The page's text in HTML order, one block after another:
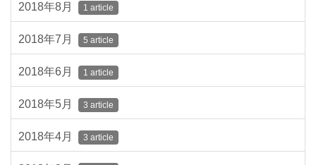
2018年8月 1 article
2018年7月 5 article
2018年6月 1 article
2018年5月 3 article
2018年4月 3 article